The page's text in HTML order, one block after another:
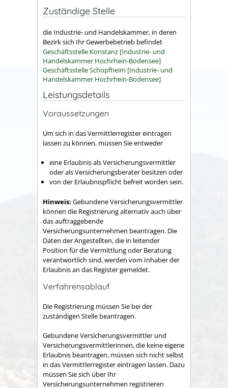
Zuständige Stelle
die Industrie- und Handelskammer, in deren
Bezirk sich Ihr Gewerbebetrieb befindet
Geschäftsstelle Konstanz [Industrie- und
Handelskammer Hochrhein-Bodensee]
Geschäftsstelle Schopfheim [Industrie- und
Handelskammer Hochrhein-Bodensee]
Leistungsdetails
Voraussetzungen
Um sich in das Vermittlerregister eintragen
lassen zu können, müssen Sie entweder
eine Erlaubnis als Versicherungsvermittler
oder als Versicherungsberater besitzen oder
von der Erlaubnispflicht befreit worden sein.
Hinweis: Gebundene Versicherungsvermittler
können die Registrierung alternativ auch über
das auftraggebende
Versicherungsunternehmen beantragen. Die
Daten der Angestellten, die in leitender
Position für die Vermittlung oder Beratung
verantwortlich sind, werden vom Inhaber der
Erlaubnis an das Register gemeldet.
Verfahrensablauf
Die Registrierung müssen Sie bei der
zuständigen Stelle beantragen.
Gebundene Versicherungsvermittler und
Versicherungsvermittlerinnen, die keine eigene
Erlaubnis beantragen, müssen sich nicht selbst
in das Vermittlerregister eintragen lassen. Dazu
müssen Sie sich über Ihr
Versicherungsunternehmen registrieren